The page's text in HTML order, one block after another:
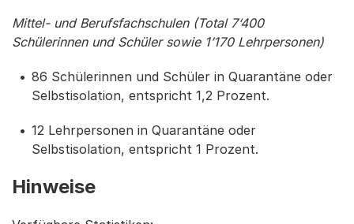
Mittel- und Berufsfachschulen (Total 7‘400
Schülerinnen und Schüler sowie 1’170 Lehrpersonen)
86 Schülerinnen und Schüler in Quarantäne oder
Selbstisolation, entspricht 1,2 Prozent.
12 Lehrpersonen in Quarantäne oder
Selbstisolation, entspricht 1 Prozent.
Hinweise